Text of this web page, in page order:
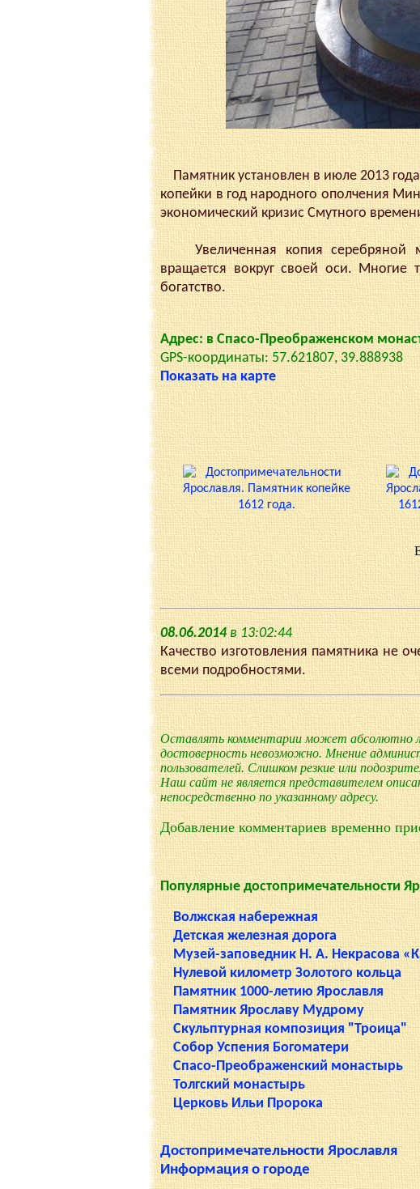
Памятник установлен в июле 2013
копейки в год народного ополчения
экономический кризис Смутного
Увеличенная копия серебряной
вращается вокруг своей оси. Многие
богатство.
Адрес: в Спасо-Преображенском
GPS-координаты: 57.621807, 39.888938
Показать на карте
08.06.2014в 13:02:44
Качество изготовления памятника не
всеми подробностями.
Оставлять комментарии может абсолютно
достоверность невозможно. Мнение
пользователей. Слишком резкие или
Наш сайт не является представителем
непосредственно по указанному адресу.
Добавление комментариев временно
Популярные достопримечательности
Волжская набережная
Детская железная дорога
Музей-заповедник Н. А. Некрасова
Нулевой километр Золотого кольца
Памятник 1000-летию Ярославля
Памятник Ярославу Мудрому
Скульптурная композиция "Троица"
Собор Успения Богоматери
Спасо-Преображенский монастырь
Толгский монастырь
Церковь Ильи Пророка
Достопримечательности Ярославля
Информация о городе